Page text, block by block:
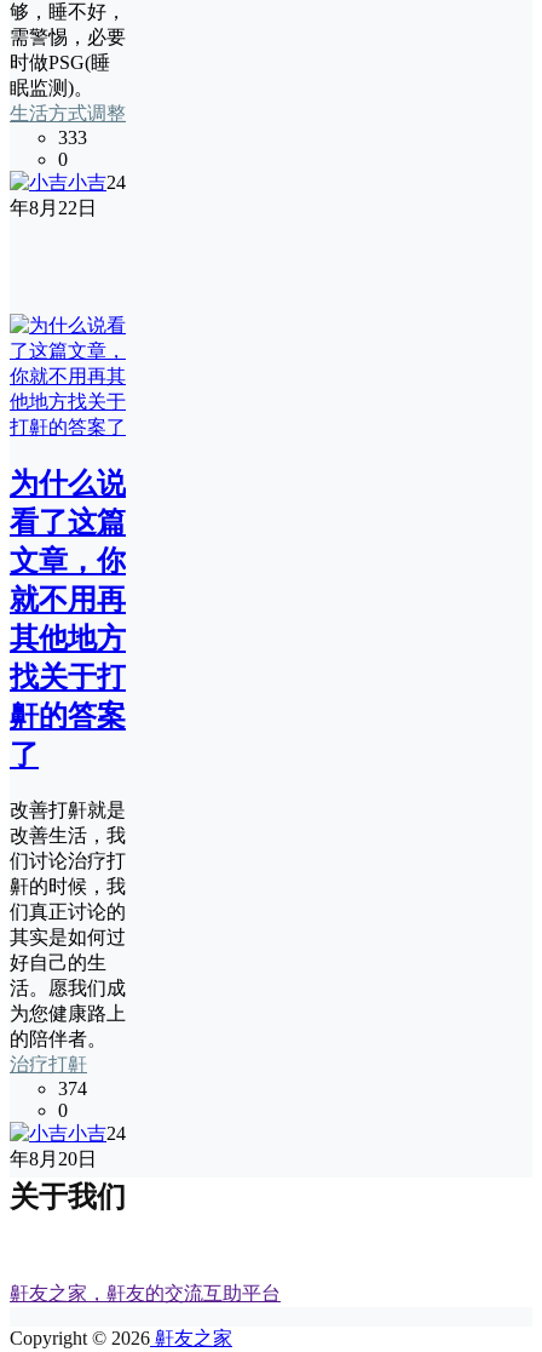
够，睡不好，
需警惕，必要
时做PSG(睡
眠监测)。
生活方式调整
333
0
小吉24
年8月22日
为什么说
看了这篇
文章，你
就不用再
其他地方
找关于打
鼾的答案
了
改善打鼾就是
改善生活，我
们讨论治疗打
鼾的时候，我
们真正讨论的
其实是如何过
好自己的生
活。愿我们成
为您健康路上
的陪伴者。
治疗打鼾
374
0
小吉24
年8月20日
关于我们
鼾友之家，鼾友的交流互助平台
Copyright © 2026 鼾友之家